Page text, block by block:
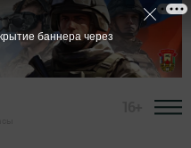
баннера через